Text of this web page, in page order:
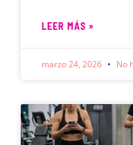
LEER MÁS »
marzo 24, 2026 No